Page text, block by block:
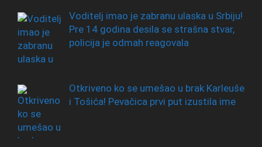
Voditelj imao je zabranu ulaska u Srbiju!
Pre 14 godina desila se strašna stvar,
policija je odmah reagovala
Otkriveno ko se umešao u brak Karleuše
i Tošića! Pevačica prvi put izustila ime